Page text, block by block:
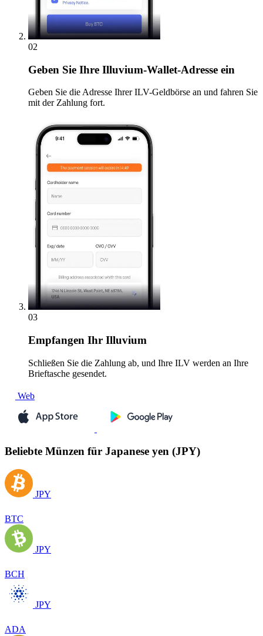
02
Geben Sie Ihre Illuvium-Wallet-Adresse ein
Geben Sie die Adresse Ihrer ILV-Geldbörse an und fahren Sie
mit der Zahlung fort.
03
Empfangen Ihr Illuvium
Schließen Sie die Zahlung ab, und Ihre ILV werden an Ihre
Brieftasche gesendet.
Web
Beliebte Münzen für Japanese yen (JPY)
JPY
BTC
JPY
BCH
JPY
ADA